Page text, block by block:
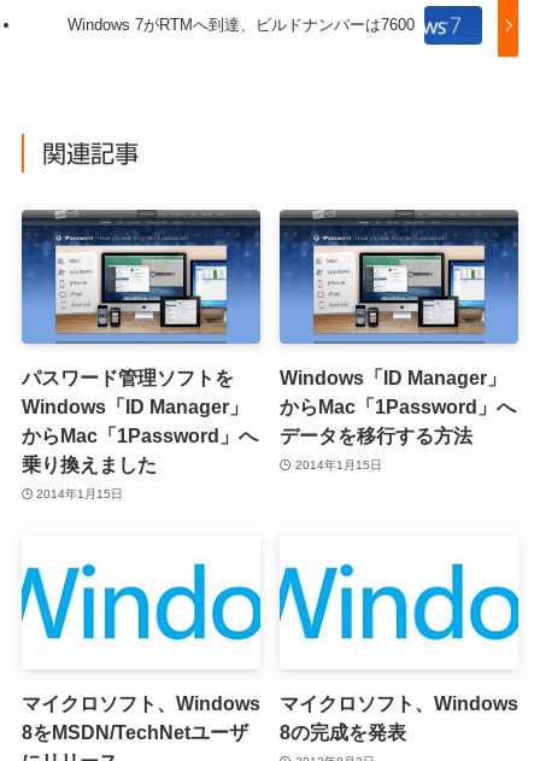
Windows 7がRTMへ到達、ビルドナンバーは7600
関連記事
パスワード管理ソフトを
Windows「ID Manager」
からMac「1Password」へ
乗り換えました
2014年1月15日
Windows「ID Manager」
からMac「1Password」へ
データを移行する方法
2014年1月15日
マイクロソフト、Windows
8をMSDN/TechNetユーザ
マイクロソフト、Windows
8の完成を発表